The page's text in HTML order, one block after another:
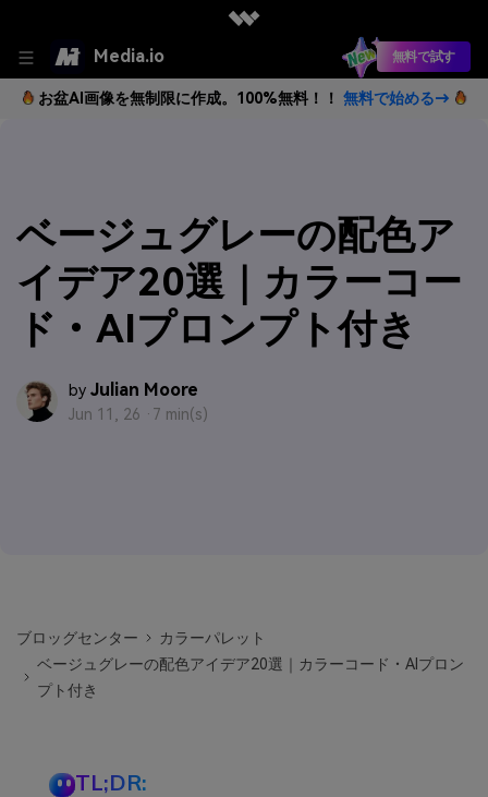
Media.io 無料で試す
お盆AI画像を無制限に作成。100%無料！！ 無料で始める→
ベージュグレーの配色ア
イデア20選｜カラーコー
ド・AIプロンプト付き
by Julian Moore
Jun 11, 26 · 7 min(s)
ブロッグセンター
カラーパレット
ベージュグレーの配色アイデア20選｜カラーコード・AIプロン
プト付き
TL;DR: